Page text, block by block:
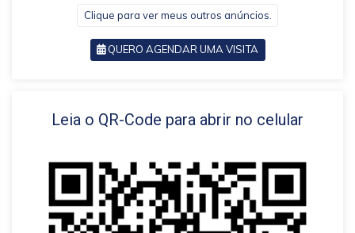
Clique para ver meus outros anúncios.
QUERO AGENDAR UMA VISITA
VOLTAR
Leia o QR-Code para abrir no celular